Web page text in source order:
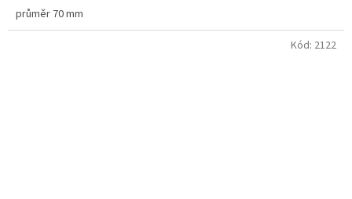
průměr 70 mm
Kód: 2122